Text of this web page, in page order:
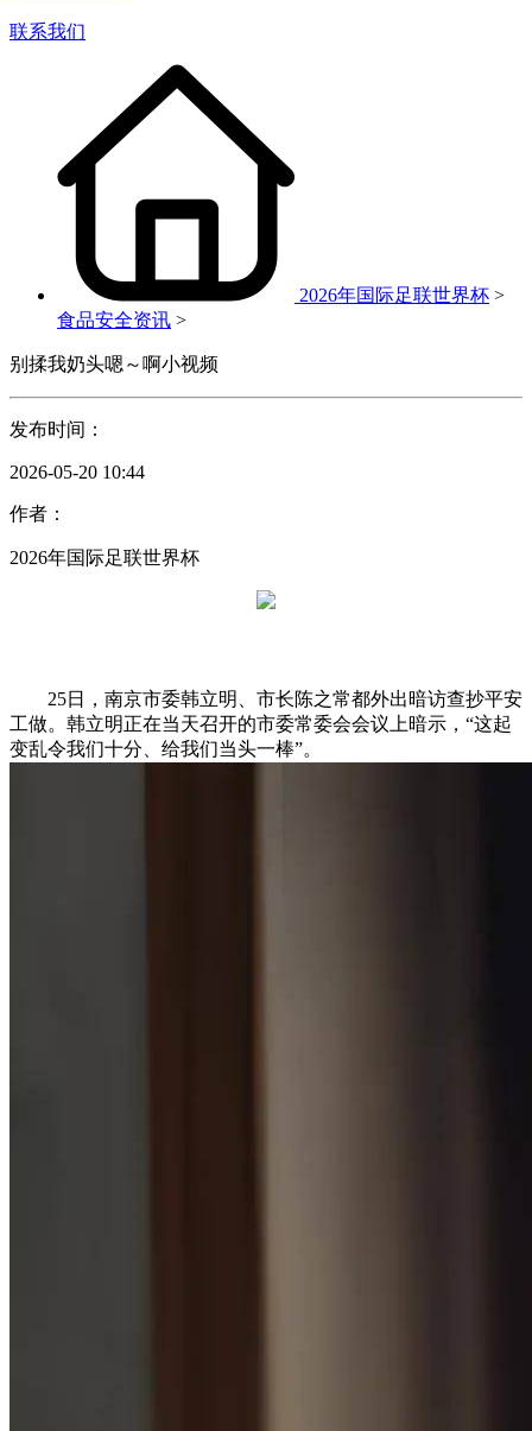
联系我们
2026年国际足联世界杯 >
食品安全资讯 >
别揉我奶头嗯～啊小视频
发布时间：
2026-05-20 10:44
作者：
2026年国际足联世界杯
25日，南京市委韩立明、市长陈之常都外出暗访查抄平安
工做。韩立明正在当天召开的市委常委会会议上暗示，“这起
变乱令我们十分、给我们当头一棒”。